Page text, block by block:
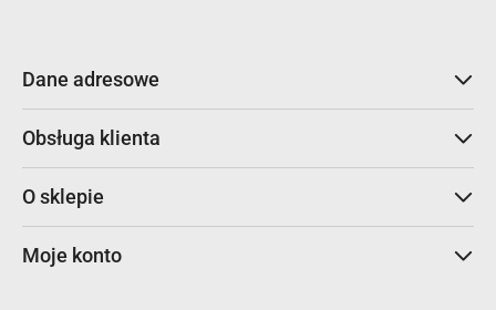
Dane adresowe
Obsługa klienta
O sklepie
Moje konto